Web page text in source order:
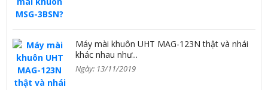
Máy mài khuôn UHT MAG-123N thật và nhái
khác nhau như...
Ngày: 13/11/2019